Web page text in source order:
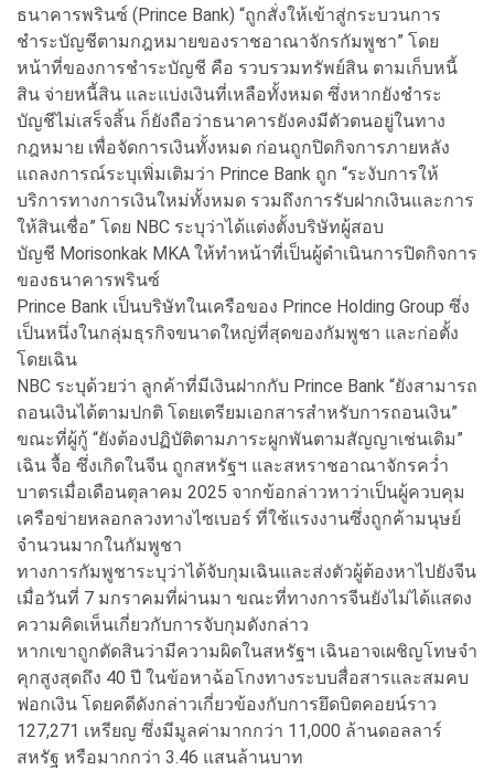
ธนาคารพรินซ์ (Prince Bank) “ถูกสั่งให้เข้าสู่กระบวนการ
ชำระบัญชีตามกฎหมายของราชอาณาจักรกัมพูชา” โดย
หน้าที่ของการชำระบัญชี คือ รวบรวมทรัพย์สิน ตามเก็บหนี้
สิน จ่ายหนี้สิน และแบ่งเงินที่เหลือทั้งหมด ซึ่งหากยังชำระ
บัญชีไม่เสร็จสิ้น ก็ยังถือว่าธนาคารยังคงมีตัวตนอยู่ในทาง
กฎหมาย เพื่อจัดการเงินทั้งหมด ก่อนถูกปิดกิจการภายหลัง
แถลงการณ์ระบุเพิ่มเติมว่า Prince Bank ถูก “ระงับการให้
บริการทางการเงินใหม่ทั้งหมด รวมถึงการรับฝากเงินและการ
ให้สินเชื่อ” โดย NBC ระบุว่าได้แต่งตั้งบริษัทผู้สอบ
บัญชี Morisonkak MKA ให้ทำหน้าที่เป็นผู้ดำเนินการปิดกิจการ
ของธนาคารพรินซ์
Prince Bank เป็นบริษัทในเครือของ Prince Holding Group ซึ่ง
เป็นหนึ่งในกลุ่มธุรกิจขนาดใหญ่ที่สุดของกัมพูชา และก่อตั้ง
โดยเฉิน
NBC ระบุด้วยว่า ลูกค้าที่มีเงินฝากกับ Prince Bank “ยังสามารถ
ถอนเงินได้ตามปกติ โดยเตรียมเอกสารสำหรับการถอนเงิน”
ขณะที่ผู้กู้ “ยังต้องปฏิบัติตามภาระผูกพันตามสัญญาเช่นเดิม”
เฉิน จื้อ ซึ่งเกิดในจีน ถูกสหรัฐฯ และสหราชอาณาจักรคว่ำ
บาตรเมื่อเดือนตุลาคม 2025 จากข้อกล่าวหาว่าเป็นผู้ควบคุม
เครือข่ายหลอกลวงทางไซเบอร์ ที่ใช้แรงงานซึ่งถูกค้ามนุษย์
จำนวนมากในกัมพูชา
ทางการกัมพูชาระบุว่าได้จับกุมเฉินและส่งตัวผู้ต้องหาไปยังจีน
เมื่อวันที่ 7 มกราคมที่ผ่านมา ขณะที่ทางการจีนยังไม่ได้แสดง
ความคิดเห็นเกี่ยวกับการจับกุมดังกล่าว
หากเขาถูกตัดสินว่ามีความผิดในสหรัฐฯ เฉินอาจเผชิญโทษจำ
คุกสูงสุดถึง 40 ปี ในข้อหาฉ้อโกงทางระบบสื่อสารและสมคบ
ฟอกเงิน โดยคดีดังกล่าวเกี่ยวข้องกับการยึดบิตคอยน์ราว
127,271 เหรียญ ซึ่งมีมูลค่ามากกว่า 11,000 ล้านดอลลาร์
สหรัฐ หรือมากกว่า 3.46 แสนล้านบาท